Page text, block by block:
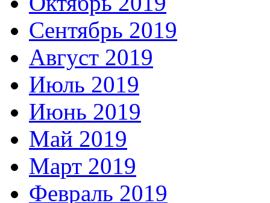
Сентябрь 2019
Август 2019
Июль 2019
Июнь 2019
Май 2019
Март 2019
Февраль 2019